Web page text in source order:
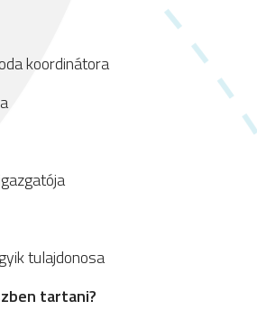
koordinátora
tulajdonosa
tartani?